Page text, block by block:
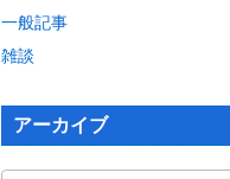
一般記事
雑談
アーカイブ